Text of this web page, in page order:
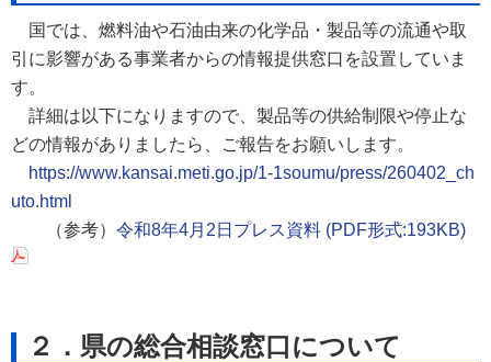
国では、燃料油や石油由来の化学品・製品等の流通や取
引に影響がある事業者からの情報提供窓口を設置していま
す。
詳細は以下になりますので、製品等の供給制限や停止な
どの情報がありましたら、ご報告をお願いします。
https://www.kansai.meti.go.jp/1-1soumu/press/260402_ch
uto.html
（参考） 令和8年4月2日プレス資料 (PDF形式:193KB)
２．県の総合相談窓口について